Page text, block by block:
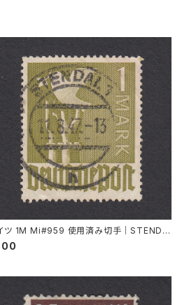
ツ 1M Mi#959 使用済み切手｜STENDA